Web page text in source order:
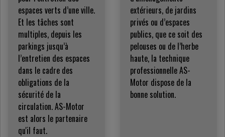
espaces verts d’une ville.
Et les tâches sont
multiples, depuis les
parkings jusqu’à
l’entretien des espaces
dans le cadre des
obligations de la
sécurité de la
circulation. AS-Motor
est alors le partenaire
qu'il faut.
extérieurs, de jardins
privés ou d’espaces
publics, que ce soit des
pelouses ou de l’herbe
haute, la technique
professionnelle AS-
Motor dispose de la
bonne solution.